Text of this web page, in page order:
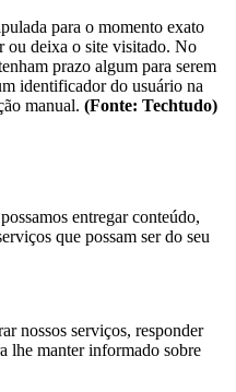
para o momento exato
ou deixa o site visitado. No
prazo algum para serem
identificador do usuário na
manual. (Fonte: Techtudo)
entregar conteúdo,
que possam ser do seu
nossos serviços, responder
lhe manter informado sobre